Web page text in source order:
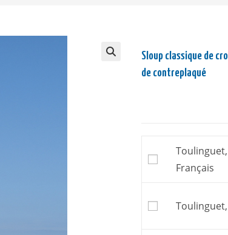
Sloup classique de
de contreplaqué
Français